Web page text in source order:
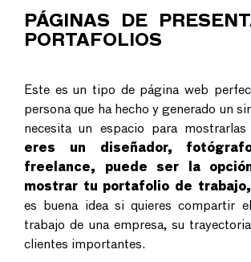
PÁGINAS DE
PORTAFOLIOS
Este es un tipo de página web
persona que ha hecho y generado un
necesita un espacio para
eres un diseñador,
freelance, puede ser la
mostrar tu portafolio de trabajo,
es buena idea si quieres compartir
trabajo de una empresa, su
clientes importantes.